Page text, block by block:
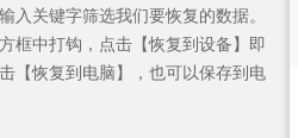
入关键字筛选我们要恢复的数据。
框中打钩，点击【恢复到设备】即
【恢复到电脑】，也可以保存到电